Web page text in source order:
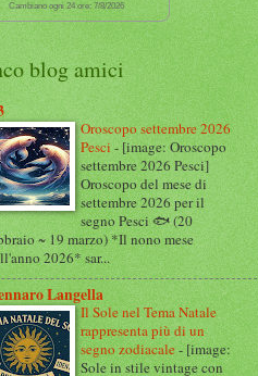
Cambiano ogni 24 ore: 7/8/2026
blog amici
Oroscopo settembre 2026
Pesci-[image: Oroscopo
settembre 2026 Pesci]
Oroscopo del mese di
settembre 2026 per il
segno Pesci 🐟 (20
~ 19 marzo) *Il nono mese
2026* sar...
Langella
Il Sole nel Tema Natale
rappresenta più di un
segno zodiacale-[image:
Sole in stile vintage con